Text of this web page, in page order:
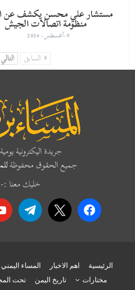
مستشار علي محسن يكشف عن
منظومة اتصالات الجيش
9-أغسطس- 2026
السابق التالي
جريدة اليكترونية
جميع الحقوق محفوظة
خليك معنا :-
facebook
x
telegram
الرئيسية اهم الاخبار المساء اليمني
مختارات
تاريخ اليمن تحت